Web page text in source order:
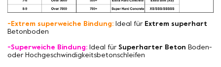
-Extrem superweiche Bindung: Ideal für Extrem superhart
Betonboden
-Superweiche Bindung: Ideal für Superharter Beton Boden-
oder Hochgeschwindigkeitsbetonschleifen